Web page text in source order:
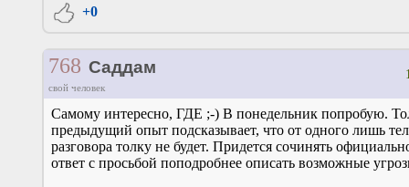
+0
768 Саддам
свой человек
Самому интересно, ГДЕ ;-) В понедельник попробую.
предыдущий опыт подсказывает, что от одного лишь
разговора толку не будет. Придется сочинять
ответ с просьбой поподробнее описать возможные